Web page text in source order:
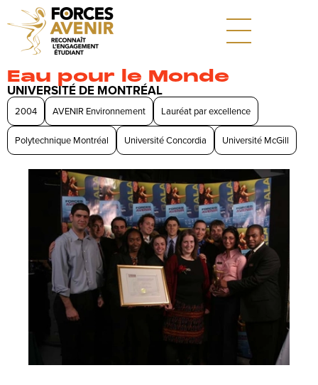
Eau pour le Monde
UNIVERSITÉ DE MONTRÉAL
2004 AVENIR Environnement Lauréat par excellence
Polytechnique Montréal Université Concordia Université McGill